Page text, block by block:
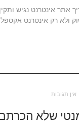
אתר אינטרנט נגיש
ולא רק אינטרנט
אין תגובות